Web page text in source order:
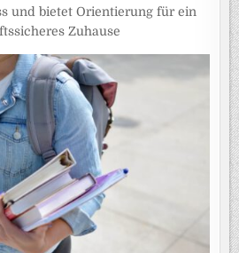
und bietet Orientierung für ein
Zuhause